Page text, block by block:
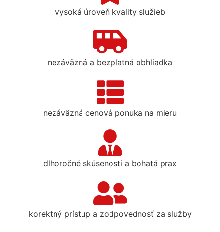
vysoká úroveň kvality služieb
nezáväzná a bezplatná obhliadka
nezáväzná cenová ponuka na mieru
dlhoročné skúsenosti a bohatá prax
korektný prístup a zodpovednosť za služby